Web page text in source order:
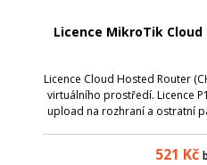
Licence MikroTik Cloud
Licence Cloud Hosted Router
virtuálního prostředí. Licence
upload na rozhraní a ostratní
521 Kč